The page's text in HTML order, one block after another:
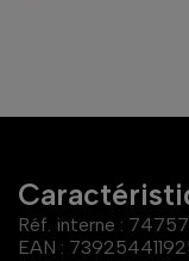
Réf. interne : 74757
EAN :